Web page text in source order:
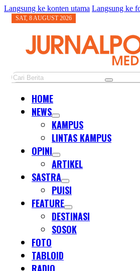
Langsung ke konten utama Langsung ke
SAT, 8 AUGUST 2026
Cari
HOME
NEWS
KAMPUS
LINTAS KAMPUS
OPINI
ARTIKEL
SASTRA
PUISI
FEATURE
DESTINASI
SOSOK
FOTO
TABLOID